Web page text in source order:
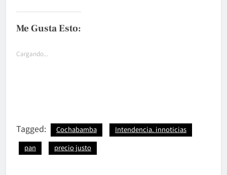
Me Gusta Esto:
Cargando...
Tagged: Cochabamba
Intendencia. innoticias
pan
precio justo